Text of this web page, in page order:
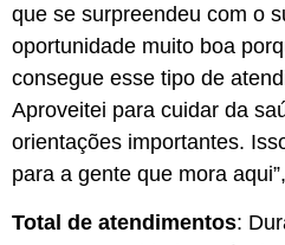
que se surpreendeu com o
oportunidade muito boa
consegue esse tipo de
Aproveitei para cuidar da
orientações importantes.
para a gente que mora
Total de atendimentos: